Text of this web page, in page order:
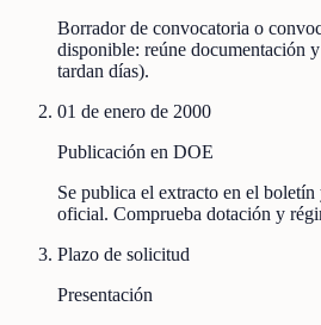
Borrador de convocatoria o
disponible: reúne documentación
tardan días).
01 de enero de 2000
Publicación en DOE
Se publica el extracto en el
oficial. Comprueba dotación y
Plazo de solicitud
Presentación